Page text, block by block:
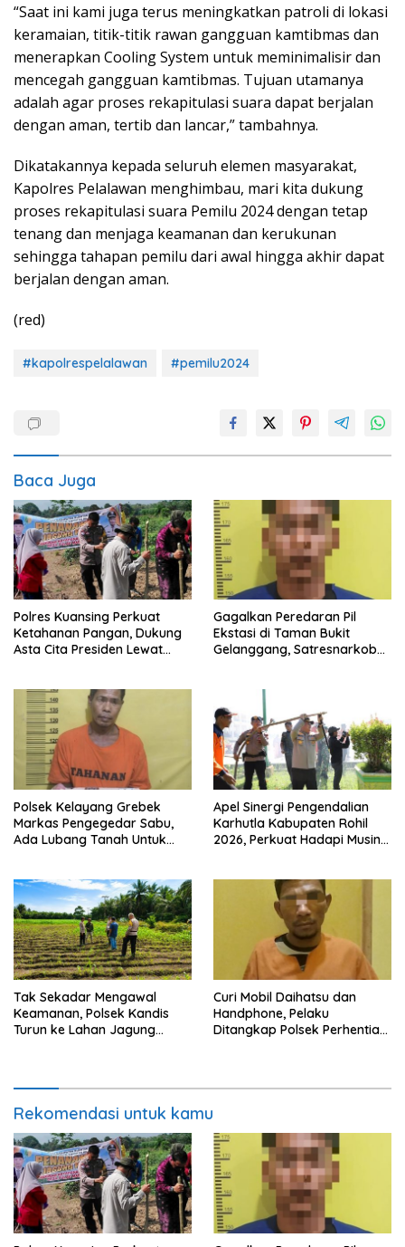
“Saat ini kami juga terus meningkatkan patroli di lokasi
keramaian, titik-titik rawan gangguan kamtibmas dan
menerapkan Cooling System untuk meminimalisir dan
mencegah gangguan kamtibmas. Tujuan utamanya
adalah agar proses rekapitulasi suara dapat berjalan
dengan aman, tertib dan lancar,” tambahnya.
Dikatakannya kepada seluruh elemen masyarakat,
Kapolres Pelalawan menghimbau, mari kita dukung
proses rekapitulasi suara Pemilu 2024 dengan tetap
tenang dan menjaga keamanan dan kerukunan
sehingga tahapan pemilu dari awal hingga akhir dapat
berjalan dengan aman.
(red)
#kapolrespelalawan #pemilu2024
Baca Juga
Polres Kuansing Perkuat
Ketahanan Pangan, Dukung
Asta Cita Presiden Lewat
Gagalkan Peredaran Pil
Ekstasi di Taman Bukit
Gelanggang, Satresnarkoba
Polsek Kelayang Grebek
Markas Pengegedar Sabu,
Ada Lubang Tanah Untuk
Apel Sinergi Pengendalian
Karhutla Kabupaten Rohil
2026, Perkuat Hadapi Musin
Tak Sekadar Mengawal
Keamanan, Polsek Kandis
Turun ke Lahan Jagung
Curi Mobil Daihatsu dan
Handphone, Pelaku
Ditangkap Polsek Perhentian
Rekomendasi untuk kamu